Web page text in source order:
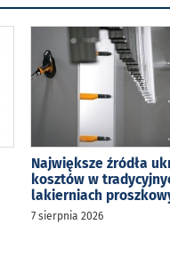
Największe źródła
kosztów w
lakierniach
7 sierpnia 2026